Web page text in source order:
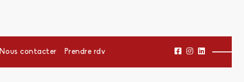
Nous contacter Prendre rdv